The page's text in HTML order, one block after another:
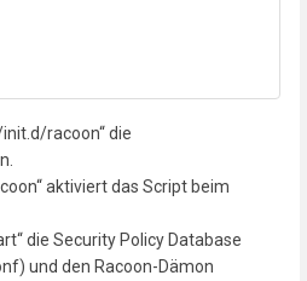
racoon“ die
aktiviert das Script beim
die Security Policy Database
und den Racoon-Dämon